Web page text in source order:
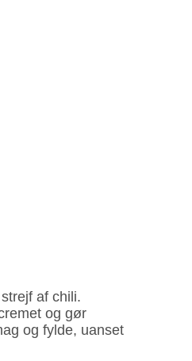
af chili.
og gør
og fylde, uanset